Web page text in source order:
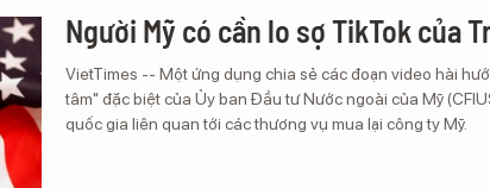
Người Mỹ có cần lo sợ TikTok của
VietTimes -- Một ứng dụng chia sẻ các đoạn video hài
tâm" đặc biệt của Ủy ban Đầu tư Nước ngoài của Mỹ
quốc gia liên quan tới các thương vụ mua lại công ty Mỹ.